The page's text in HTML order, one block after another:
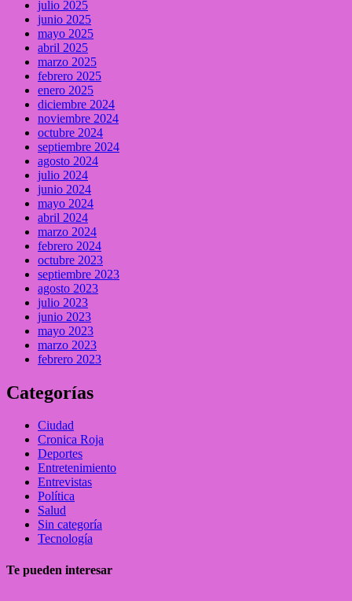
julio 2025
junio 2025
mayo 2025
abril 2025
marzo 2025
febrero 2025
enero 2025
diciembre 2024
noviembre 2024
octubre 2024
septiembre 2024
agosto 2024
julio 2024
junio 2024
mayo 2024
abril 2024
marzo 2024
febrero 2024
octubre 2023
septiembre 2023
agosto 2023
julio 2023
junio 2023
mayo 2023
marzo 2023
febrero 2023
Categorías
Ciudad
Cronica Roja
Deportes
Entretenimiento
Entrevistas
Política
Salud
Sin categoría
Tecnología
Te pueden interesar